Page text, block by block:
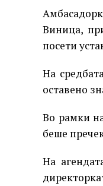
Виница,
посети
На
оставено
Во рамки
беше
На